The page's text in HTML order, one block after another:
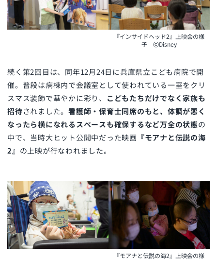
『インサイドヘッド2』上映会の様
子 ⓒDisney
続く第2回目は、同年12月24日に兵庫県立こども病院で開
催。普段は病棟内で会議室として使われている一室をクリ
スマス装飾で華やかに彩り、
こどもたちだけでなく家族も
招待されました。 看護師・保育士同席のもと、体調が悪く
なったら横になれるスペースも確保するなど万全の状態の
中で、当時大ヒット公開中だった映画 『モアナと伝説の海
2』 の上映が行なわれました。
『モアナと伝説の海2』上映会の様